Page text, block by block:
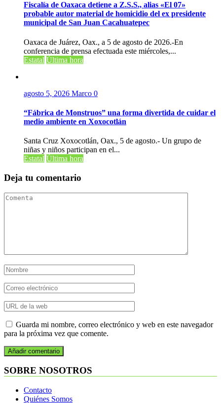
Fiscalía de Oaxaca detiene a Z.S.S., alias «El 07»
probable autor material de homicidio del ex presidente
municipal de San Juan Cacahuatepec
Oaxaca de Juárez, Oax., a 5 de agosto de 2026.-En
conferencia de prensa efectuada este miércoles,...
Estatal Última hora
agosto 5, 2026 Marco 0
“Fábrica de Monstruos” una forma divertida de cuidar el
medio ambiente en Xoxocotlán
Santa Cruz Xoxocotlán, Oax., 5 de agosto.- Un grupo de
niñas y niños participan en el...
Estatal Última hora
Deja tu comentario
Guarda mi nombre, correo electrónico y web en este navegador
para la próxima vez que comente.
SOBRE NOSOTROS
Contacto
Quiénes Somos